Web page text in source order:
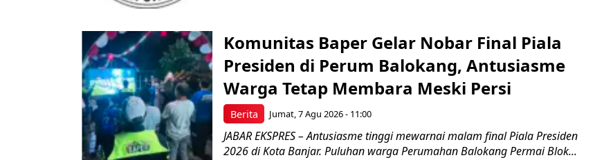
Berita
Komunitas Baper Gelar Nobar Final Piala
Presiden di Perum Balokang, Antusiasme
Warga Tetap Membara Meski Persi
Jumat, 7 Agu 2026 - 11:00
JABAR EKSPRES – Antusiasme tinggi mewarnai malam final Piala Presiden
2026 di Kota Banjar. Puluhan warga Perumahan Balokang Permai Blok...